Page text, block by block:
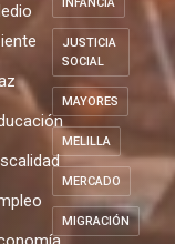
JUSTICIA
SOCIAL
MAYORES
MELILLA
MERCADO
MIGRACIÓN